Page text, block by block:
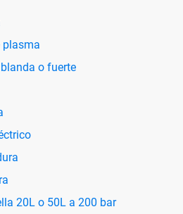
plasma
o fuerte
20L o 50L a 200 bar